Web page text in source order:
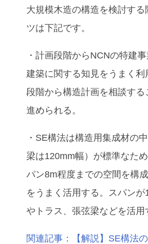
大規模木造の構造を検討す
ツは下記です。
・計画段階からNCNの特建
建築に関する知見をうまく
段階から構造計画を相談す
進められる。
・SE構法は構造用集成材の
梁は120mm幅）が標準なた
パン8m程度までの空間を構
をうまく活用する。スパン
やトラス、張弦梁などを活用
関連記事：【解説】SE構法